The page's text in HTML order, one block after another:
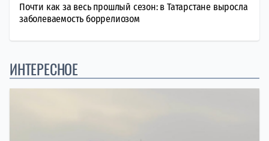
Почти как за весь прошлый сезон: в Татарстане выросла
заболеваемость боррелиозом
ИНТЕРЕСНОЕ